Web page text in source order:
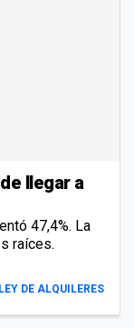
llegar a
47,4%. La
raíces.
LEY DE ALQUILERES